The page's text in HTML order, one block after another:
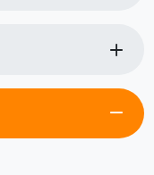
add
remove